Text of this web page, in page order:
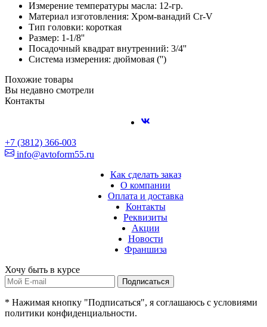
Измерение температуры масла: 12-гр.
Материал изготовления: Хром-ванадий Cr-V
Тип головки: короткая
Размер: 1-1/8''
Посадочный квадрат внутренний: 3/4''
Система измерения: дюймовая ('')
Похожие товары
Вы недавно смотрели
Контакты
+7 (3812) 366-003
info@avtoform55.ru
Как сделать заказ
О компании
Оплата и доставка
Контакты
Реквизиты
Акции
Новости
Франшиза
Хочу быть в курсе
Подписаться
* Нажимая кнопку "Подписаться", я соглашаюсь с условиями
политики конфиденциальности.